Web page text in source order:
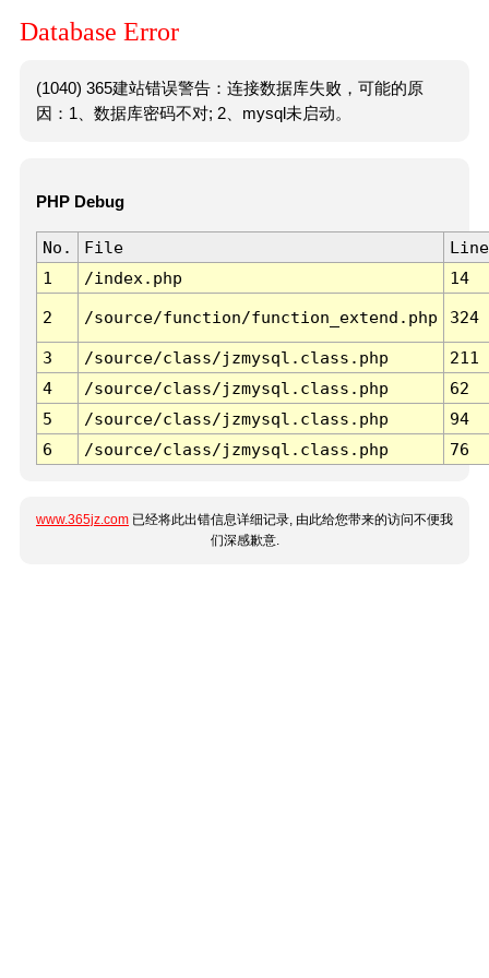
Database Error
(1040) 365建站错误警告：连接数据库失败，可能的原
因：1、数据库密码不对; 2、mysql未启动。
PHP Debug
No. File
Line
1
/index.php 14
2 /source/function/function_extend.php 324
3 /source/class/jzmysql.class.php
211
4
/source/class/jzmysql.class.php
62
5
/source/class/jzmysql.class.php
94
6
/source/class/jzmysql.class.php 76
www.365jz.com 已经将此出错信息详细记录, 由此给您带来的访问不便我
们深感歉意.